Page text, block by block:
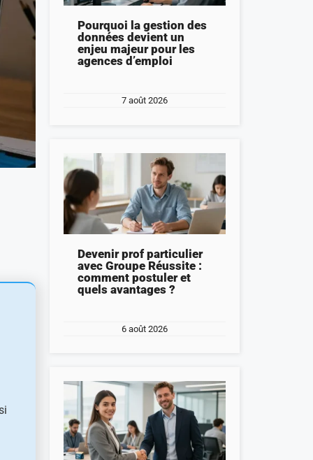
Pourquoi la gestion des
données devient un
enjeu majeur pour les
agences d’emploi
7 août 2026
Devenir prof particulier
avec Groupe Réussite :
comment postuler et
quels avantages ?
6 août 2026